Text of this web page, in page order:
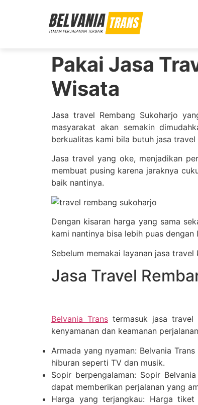
Pakai Jasa
Wisata
Jasa travel Rembang Sukoharjo
masyarakat akan semakin
berkualitas kami bila butuh jasa travel
Jasa travel yang oke, menjadikan
membuat pusing karena jaraknya
baik nantinya.
Dengan kisaran harga yang sama
kami nantinya bisa lebih puas
Sebelum memakai layanan jasa
Jasa Travel
Belvania Transtermasuk jasa travel
kenyamanan dan keamanan
Armada yang nyaman: Belvania
hiburan seperti TV dan musik.
Sopir berpengalaman: Sopir
dapat memberikan perjalanan yang
Harga yang terjangkau: Harga